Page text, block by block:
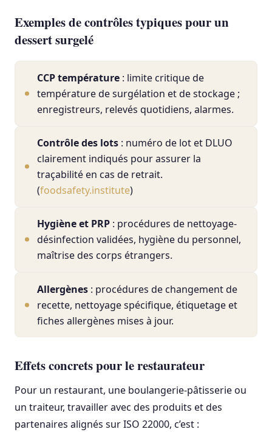
Exemples de contrôles typiques pour un
dessert surgelé
CCP température : limite critique de
température de surgélation et de stockage ;
enregistreurs, relevés quotidiens, alarmes.
Contrôle des lots : numéro de lot et DLUO
clairement indiqués pour assurer la
traçabilité en cas de retrait.
(foodsafety.institute)
Hygiène et PRP : procédures de nettoyage-
désinfection validées, hygiène du personnel,
maîtrise des corps étrangers.
Allergènes : procédures de changement de
recette, nettoyage spécifique, étiquetage et
fiches allergènes mises à jour.
Effets concrets pour le restaurateur
Pour un restaurant, une boulangerie-pâtisserie ou
un traiteur, travailler avec des produits et des
partenaires alignés sur ISO 22000, c’est :